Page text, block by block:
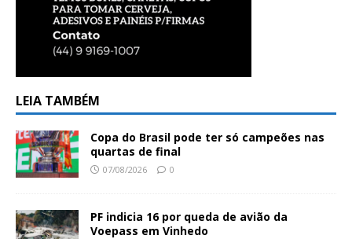
LEIA TAMBÉM
Copa do Brasil pode ter só campeões nas
quartas de final
07/08/2026 0
PF indicia 16 por queda de avião da
Voepass em Vinhedo